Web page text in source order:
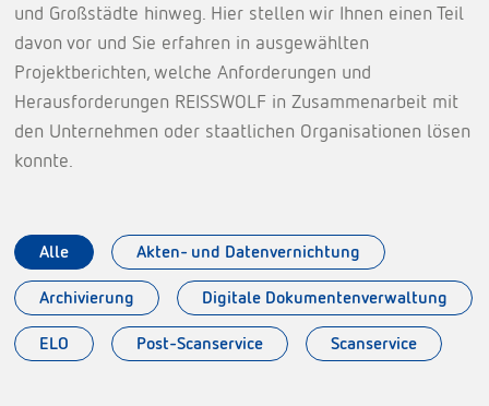
und Großstädte hinweg. Hier stellen wir Ihnen einen Teil
davon vor und Sie erfahren in ausgewählten
Projektberichten, welche Anforderungen und
Herausforderungen REISSWOLF in Zusammenarbeit mit
den Unternehmen oder staatlichen Organisationen lösen
konnte.
Alle Akten- und Datenvernichtung
Archivierung Digitale Dokumentenverwaltung
ELO Post-Scanservice Scanservice